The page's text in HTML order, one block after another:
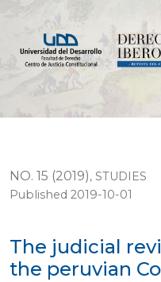
The judicial review of
NO. 15 (2019), STUDIES
The judicial
the peruvian
Published 2019-10-01